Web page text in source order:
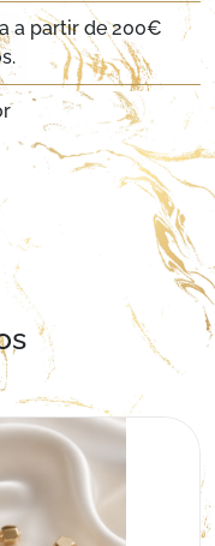
a partir de 200€